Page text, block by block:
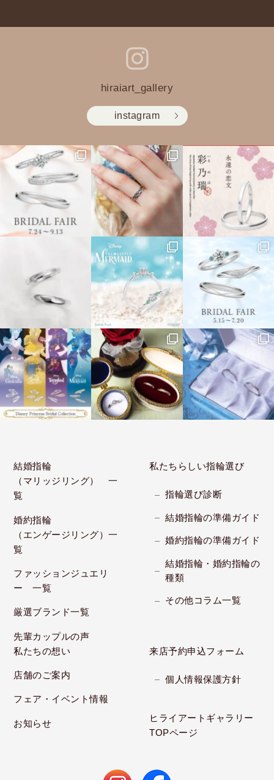
hiraiart_gallery
instagram
結婚指輪
（マリッジリング） 一
覧
婚約指輪
（エンゲージリング）一
覧
ファッションジュエリ
ー 一覧
厳選ブランド一覧
先輩カップルの声
私たちらしい指輪選び
指輪選び診断
結婚指輪の準備ガイド
婚約指輪の準備ガイド
結婚指輪・婚約指輪の
種類
その他コラム一覧
私たちの想い
店舗のご案内
フェア・イベント情報
お知らせ
来店予約申込フォーム
個人情報保護方針
ヒライアートギャラリー
TOPページ